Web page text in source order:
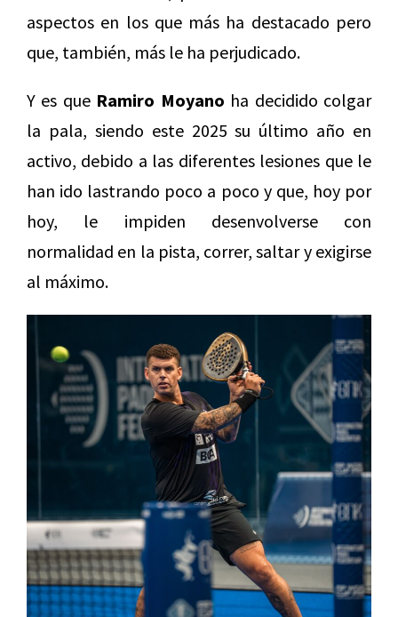
aspectos en los que más ha destacado pero
que, también, más le ha perjudicado.
Y es que Ramiro Moyano ha decidido colgar
la pala, siendo este 2025 su último año en
activo, debido a las diferentes lesiones que le
han ido lastrando poco a poco y que, hoy por
hoy, le impiden desenvolverse con
normalidad en la pista, correr, saltar y exigirse
al máximo.